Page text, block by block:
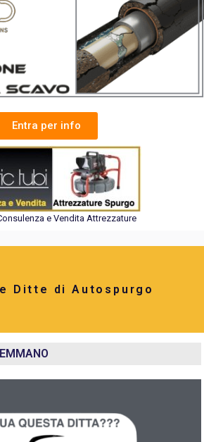
Entra per info
e Vendita Attrezzature
Ditte di Autospurgo